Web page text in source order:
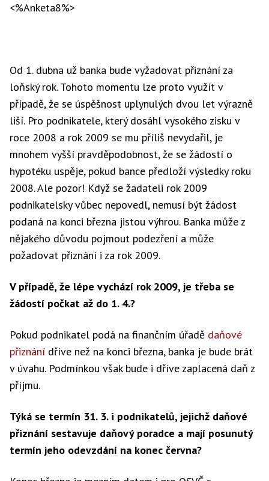
<%Anketa8%>
Od 1. dubna už banka bude vyžadovat přiznání za
loňský rok. Tohoto momentu lze proto využít v
případě, že se úspěšnost uplynulých dvou let výrazně
liší. Pro podnikatele, který dosáhl vysokého zisku v
roce 2008 a rok 2009 se mu příliš nevydařil, je
mnohem vyšší pravděpodobnost, že se žádostí o
hypotéku uspěje, pokud bance předloží výsledky roku
2008. Ale pozor! Když se žadateli rok 2009
podnikatelsky vůbec nepovedl, nemusí být žádost
podaná na konci března jistou výhrou. Banka může z
nějakého důvodu pojmout podezření a může
požadovat přiznání i za rok 2009.
V případě, že lépe vychází rok 2009, je třeba se
žádostí počkat až do 1. 4.?
Pokud podnikatel podá na finančním úřadě daňové
přiznání dříve než na konci března, banka je bude brát
v úvahu. Podmínkou však bude i dříve zaplacená daň z
příjmu.
Týká se termín 31. 3. i podnikatelů, jejichž daňové
přiznání sestavuje daňový poradce a mají posunutý
termín jeho odevzdání na konec června?